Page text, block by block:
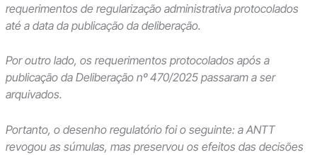
requerimentos de regularização administrativa protocolados
até a data da publicação da deliberação.
Por outro lado, os requerimentos protocolados após a
publicação da Deliberação nº 470/2025 passaram a ser
arquivados.
Portanto, o desenho regulatório foi o seguinte: a ANTT
revogou as súmulas, mas preservou os efeitos das decisões